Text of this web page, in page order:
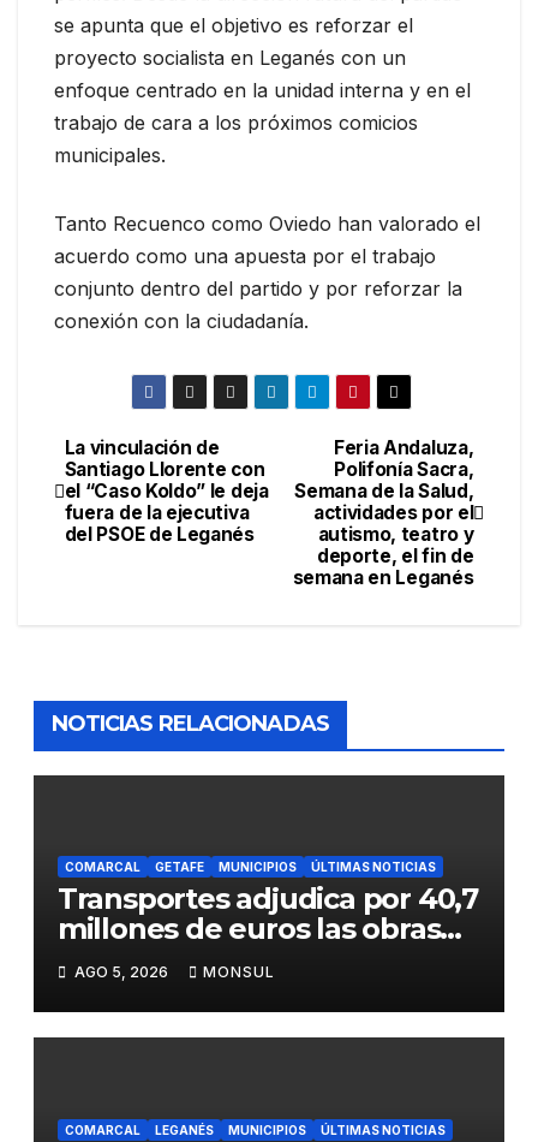
se apunta que el objetivo es reforzar el
proyecto socialista en Leganés con un
enfoque centrado en la unidad interna y en el
trabajo de cara a los próximos comicios
municipales.
Tanto Recuenco como Oviedo han valorado el
acuerdo como una apuesta por el trabajo
conjunto dentro del partido y por reforzar la
conexión con la ciudadanía.
Feria Andaluza,
Polifonía Sacra,
Semana de la Salud,
actividades por el
autismo, teatro y
deporte, el fin de
semana en Leganés
La vinculación de
Santiago Llorente con
el “Caso Koldo” le deja
fuera de la ejecutiva
del PSOE de Leganés
NOTICIAS RELACIONADAS
COMARCAL GETAFE MUNICIPIOS ÚLTIMAS NOTICIAS
Transportes adjudica por 40,7
millones de euros las obras
para mejorar la accesibilidad
del transporte público en la
A-4 en Getafe
AGO 5, 2026 MONSUL
COMARCAL LEGANÉS MUNICIPIOS ÚLTIMAS NOTICIAS